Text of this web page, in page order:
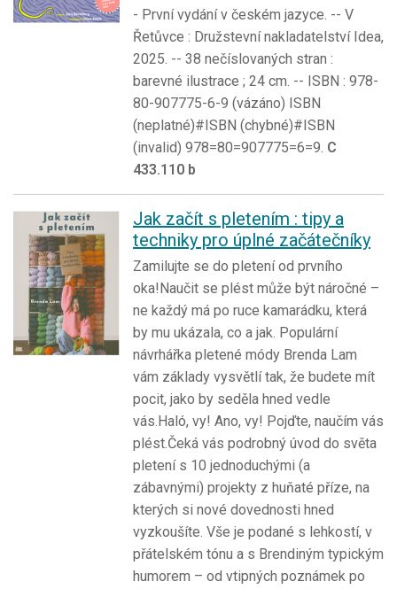
- První vydání v českém jazyce. -- V
Řetůvce : Družstevní nakladatelství Idea,
2025. -- 38 nečíslovaných stran :
barevné ilustrace ; 24 cm. -- ISBN : 978-
80-907775-6-9 (vázáno) ISBN
(neplatné)#ISBN (chybné)#ISBN
(invalid) 978=80=907775=6=9. C
433.110 b
Jak začít s pletením : tipy a
techniky pro úplné začátečníky
Zamilujte se do pletení od prvního
oka!Naučit se plést může být náročné –
ne každý má po ruce kamarádku, která
by mu ukázala, co a jak. Populární
návrhářka pletené módy Brenda Lam
vám základy vysvětlí tak, že budete mít
pocit, jako by seděla hned vedle
vás.Haló, vy! Ano, vy! Pojďte, naučím vás
plést.Čeká vás podrobný úvod do světa
pletení s 10 jednoduchými (a
zábavnými) projekty z huňaté příze, na
kterých si nové dovednosti hned
vyzkoušíte. Vše je podané s lehkostí, v
přátelském tónu a s Brendiným typickým
humorem – od vtipných poznámek po